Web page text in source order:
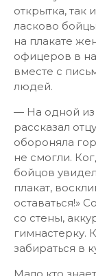
открытка, так
ласково
на плакате
офицеров в
вместе с
людей.
— На одной из
рассказал
обороняла
не смогли.
бойцов
плакат,
оставаться!»
со стены,
гимнастерку.
забираться в